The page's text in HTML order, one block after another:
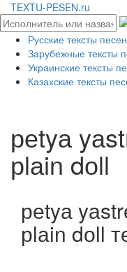
TEXTU-PESEN.ru
Русские тексты песен
Зарубежные тексты
Украинские тексты
Казахские тексты
​​реtyа
рlаin dоll
​​реtyа
рlаin dоll